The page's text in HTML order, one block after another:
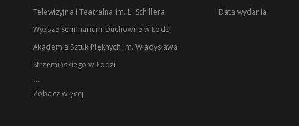
Telewizyjna i Teatralna im. L. Schillera
Wyższe Seminarium Duchowne w Łodzi
Akademia Sztuk Pięknych im. Władysława
Strzemińskiego w Łodzi
...
Zobacz więcej
Data wydania